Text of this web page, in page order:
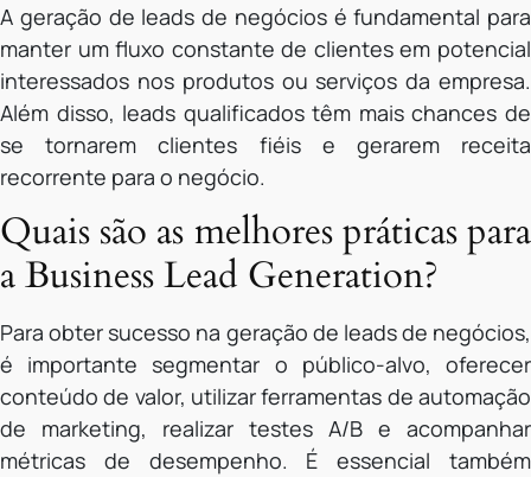
A geração de leads de negócios é fundamental para
manter um fluxo constante de clientes em potencial
interessados nos produtos ou serviços da empresa.
Além disso, leads qualificados têm mais chances de
se tornarem clientes fiéis e gerarem receita
recorrente para o negócio.
Quais são as melhores práticas para
a Business Lead Generation?
Para obter sucesso na geração de leads de negócios,
é importante segmentar o público-alvo, oferecer
conteúdo de valor, utilizar ferramentas de automação
de marketing, realizar testes A/B e acompanhar
métricas de desempenho. É essencial também